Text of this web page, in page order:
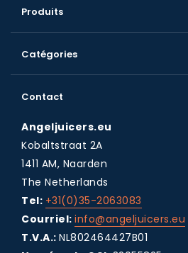
Produits
Catégories
Contact
Angeljuicers.eu
Kobaltstraat 2A
1411 AM, Naarden
The Netherlands
Tel: +31(0)35-2063083
Courriel: info@angeljuicers.eu
T.V.A.: NL802464427B01